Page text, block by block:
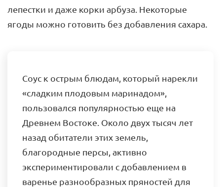
лепестки и даже корки арбуза. Некоторые
ягоды можно готовить без добавления сахара.
Соус к острым блюдам, который нарекли
«сладким плодовым маринадом»,
пользовался популярностью еще на
Древнем Востоке. Около двух тысяч лет
назад обитатели этих земель,
благородные персы, активно
экспериментировали с добавлением в
варенье разнообразных пряностей для